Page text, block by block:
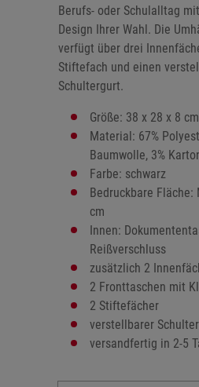
Berufs- oder Schulalltag
Design Ihrer Wahl. Die
verfügt über drei
Stiftefach und einen
Schultergurt.
Größe: 38 x 28 x 8 cm
Material: 67%
Baumwolle, 3%
Farbe: schwarz
Bedruckbare Fläche:
cm
Innen:
Reißverschluss
zusätzlich 2
2 Fronttaschen mit
2 Stiftefächer
verstellbarer
versandfertig in 2-5